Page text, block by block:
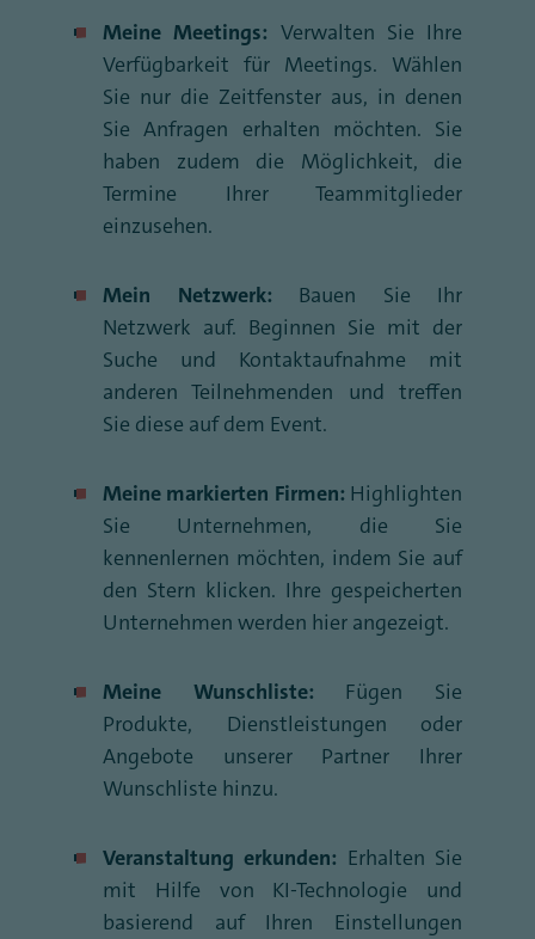
Meine Meetings: Verwalten Sie Ihre
Verfügbarkeit für Meetings. Wählen
Sie nur die Zeitfenster aus, in denen
Sie Anfragen erhalten möchten. Sie
haben zudem die Möglichkeit, die
Termine Ihrer Teammitglieder
einzusehen.
Mein Netzwerk: Bauen Sie Ihr
Netzwerk auf. Beginnen Sie mit der
Suche und Kontaktaufnahme mit
anderen Teilnehmenden und treffen
Sie diese auf dem Event.
Meine markierten Firmen: Highlighten
Sie Unternehmen, die Sie
kennenlernen möchten, indem Sie auf
den Stern klicken. Ihre gespeicherten
Unternehmen werden hier angezeigt.
Meine Wunschliste: Fügen Sie
Produkte, Dienstleistungen oder
Angebote unserer Partner Ihrer
Wunschliste hinzu.
Veranstaltung erkunden: Erhalten Sie
mit Hilfe von KI-Technologie und
basierend auf Ihren Einstellungen